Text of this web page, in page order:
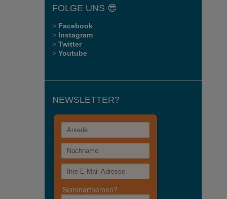
FOLGE UNS 😎
> Facebook
> Instagram
> Twitter
> Youtube
NEWSLETTER?